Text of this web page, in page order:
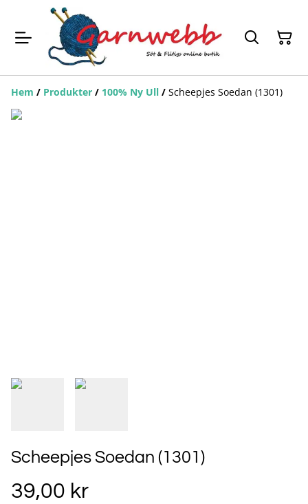
Hem / Produkter / 100% Ny Ull / Scheepjes Soedan (1301)
Scheepjes Soedan (1301)
39,00 kr